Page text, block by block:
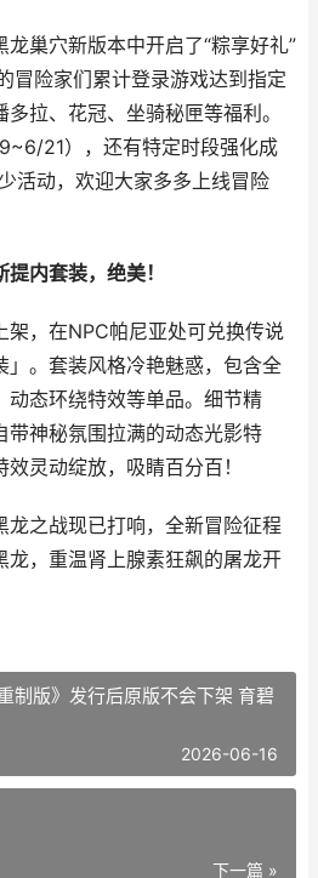
巢穴新版本中开启了“粽享好礼”
冒险家们累计登录游戏达到指定
拉、花冠、坐骑秘匣等福利。
21），还有特定时段强化成
活动，欢迎大家多多上线冒险
内套装，绝美！
，在NPC帕尼亚处可兑换传说
」。套装风格冷艳魅惑，包含全
动态环绕特效等单品。细节精
带神秘氛围拉满的动态光影特
灵动绽放，吸睛百分百！
之战现已打响，全新冒险征程
龙，重温肾上腺素狂飙的屠龙开
制版》发行后原版不会下架 育碧
2026-06-16
下一篇 »